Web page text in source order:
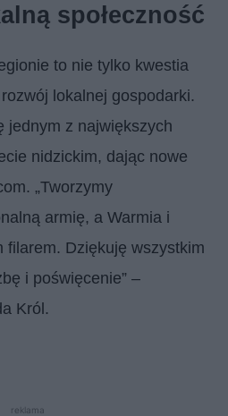
społeczność
to nie tylko kwestia
lokalnej gospodarki.
jednym z największych
nidzickim, dając nowe
„Tworzymy
armię, a Warmia i
filarem. Dziękuję wszystkim
i poświęcenie” –
Król.
reklama